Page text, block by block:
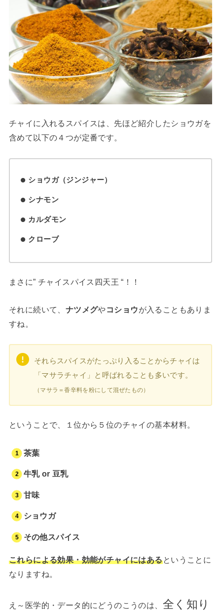
チャイに入れるスパイスは、先ほど紹介したショウガを
含めて以下の４つが定番です。
ショウガ（ジンジャー）
シナモン
カルダモン
クローブ
まさに” チャイスパイス四天王 “！！
それに続いて、 ナツメグやコショウが入ることもありま
すね。
それらスパイスがたっぷり入ることからチャイは
「マサラチャイ」と呼ばれることも多いです。
（マサラ＝香辛料を粉にして混ぜたもの）
ということで、１位から５位のチャイの基本材料。
茶葉
牛乳 or 豆乳
甘味
ショウガ
その他スパイス
これらによる効果・効能がチャイにはあるということに
なりますね。
え～医学的・データ的にどうのこうのは、 全く知り